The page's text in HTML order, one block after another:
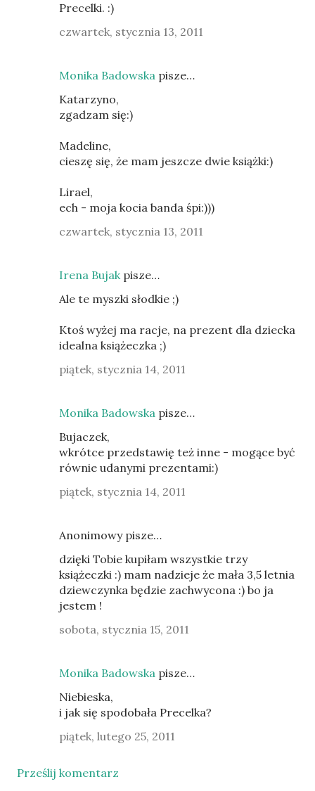
Precelki. :)
czwartek, stycznia 13, 2011
Monika Badowska pisze…
Katarzyno,
zgadzam się:)
Madeline,
cieszę się, że mam jeszcze dwie książki:)
Lirael,
ech - moja kocia banda śpi:)))
czwartek, stycznia 13, 2011
Irena Bujakpisze…
Ale te myszki słodkie ;)
Ktoś wyżej ma racje, na prezent dla dziecka
idealna książeczka ;)
piątek, stycznia 14, 2011
Monika Badowska pisze…
Bujaczek,
wkrótce przedstawię też inne - mogące być
równie udanymi prezentami:)
piątek, stycznia 14, 2011
Anonimowy pisze…
dzięki Tobie kupiłam wszystkie trzy
książeczki :) mam nadzieje że mała 3,5 letnia
dziewczynka będzie zachwycona :) bo ja
jestem !
sobota, stycznia 15, 2011
Monika Badowska pisze…
Niebieska,
i jak się spodobała Precelka?
piątek, lutego 25, 2011
Prześlij komentarz